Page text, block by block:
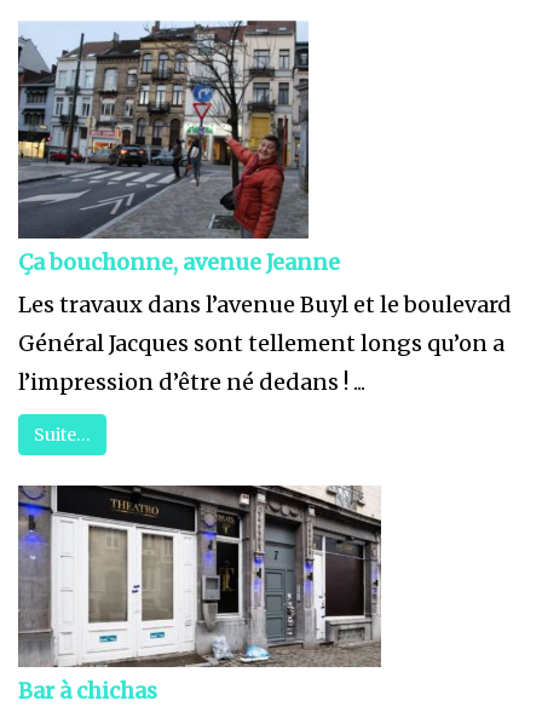
Ça bouchonne, avenue Jeanne
Les travaux dans l’avenue Buyl et le boulevard
Général Jacques sont tellement longs qu’on a
l’impression d’être né dedans ! ...
Suite…
Bar à chichas